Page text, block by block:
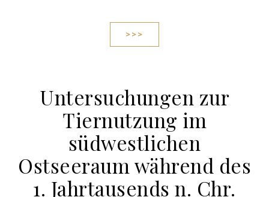
>>>
Untersuchungen zur
Tiernutzung im
südwestlichen
Ostseeraum während des
1. Jahrtausends n. Chr.